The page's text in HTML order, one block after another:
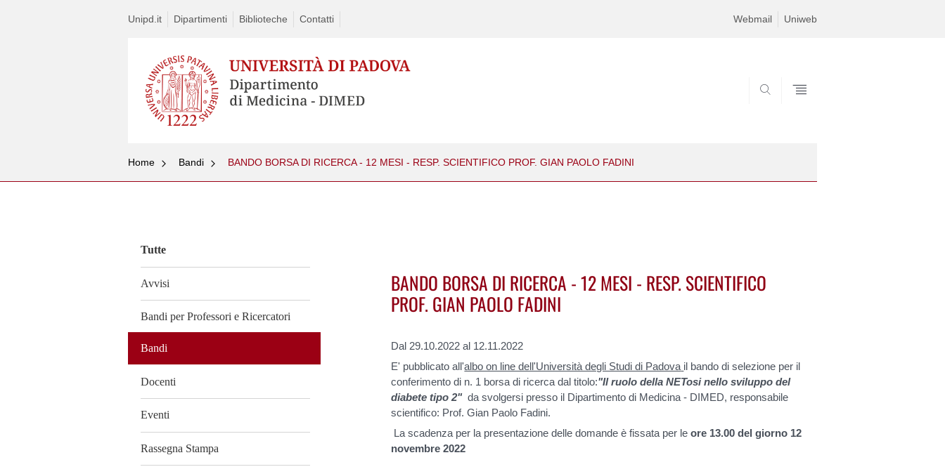
Unipd.it Dipartimenti Biblioteche Contatti Webmail Uniweb
Home Bandi BANDO BORSA DI RICERCA - 12 MESI - RESP. SCIENTIFICO PROF. GIAN PAOLO FADINI
Tutte
Avvisi
Bandi per Professori e Ricercatori
Bandi
Docenti
Eventi
Rassegna Stampa
BANDO BORSA DI RICERCA - 12 MESI - RESP. SCIENTIFICO
PROF. GIAN PAOLO FADINI
Dal 29.10.2022 al 12.11.2022
E' pubblicato all'albo on line dell'Università degli Studi di Padova il bando di selezione per il
conferimento di n. 1 borsa di ricerca dal titolo:"Il ruolo della NETosi nello sviluppo del
diabete tipo 2"da svolgersi presso il Dipartimento di Medicina - DIMED, responsabile
scientifico: Prof. Gian Paolo Fadini.
La scadenza per la presentazione delle domande è fissata per le ore 13.00 del giorno 12
novembre 2022